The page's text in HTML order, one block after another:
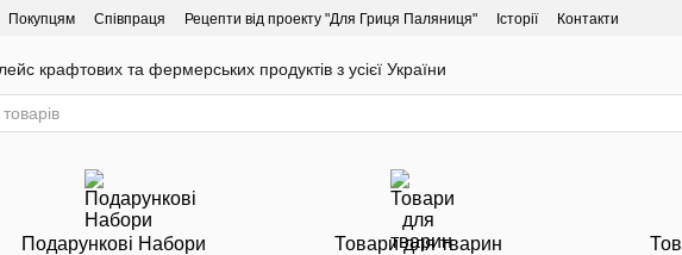
Покупцям Співпраця Рецепти від проекту "Для Гриця Паляниця" Історії Контакти
крафтових та фермерських продуктів з усієї України
Подарункові Набори Товари для тварин